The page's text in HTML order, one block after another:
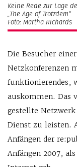
Keine Rede zur Lage
„The Age of Trotzdem“
Foto: Martha Richards
Die Besucher
Netzkonferenzen
funktionierendes,
auskommen. Das
gestellte
Dienst zu leisten.
Anfängen der
Anfängen 2007,